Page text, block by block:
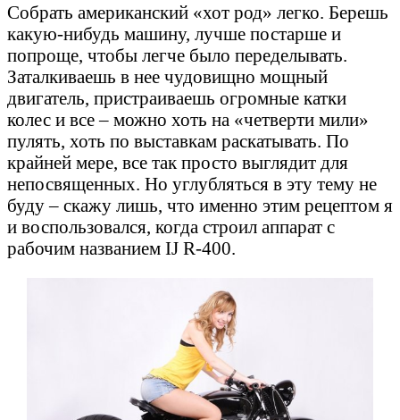
Собрать американский «хот род» легко. Берешь
какую-нибудь машину, лучше постарше и
попроще, чтобы легче было переделывать.
Заталкиваешь в нее чудовищно мощный
двигатель, пристраиваешь огромные катки
колес и все – можно хоть на «четверти мили»
пулять, хоть по выставкам раскатывать. По
крайней мере, все так просто выглядит для
непосвященных. Но углубляться в эту тему не
буду – скажу лишь, что именно этим рецептом я
и воспользовался, когда строил аппарат с
рабочим названием IJ R-400.